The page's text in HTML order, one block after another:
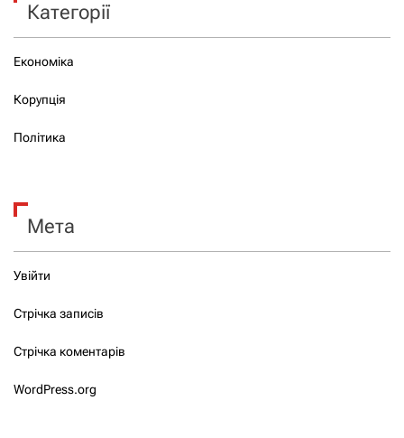
Категорії
Економіка
Корупція
Політика
Мета
Увійти
Стрічка записів
Стрічка коментарів
WordPress.org